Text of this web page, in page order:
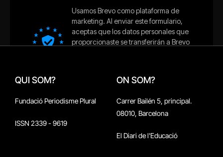
QUI SOM?
Fundació Periodisme Plural
ISSN 2339 - 9619
ON SOM?
Carrer Bailén 5, principal.
08010, Barcelona
El Diari de l'Educació